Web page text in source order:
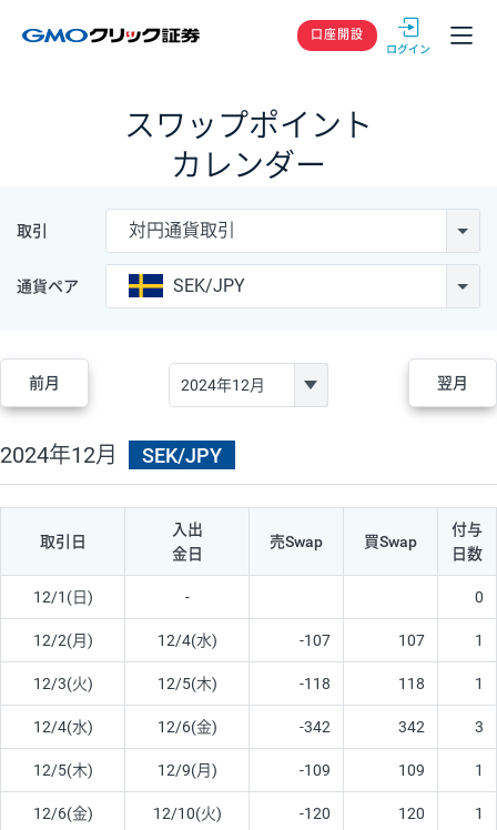
GMOクリック
口座開設
スワップポイント
カレンダー
取引 対円通貨取引
通貨ペア SEK/JPY
前月 翌月
2024年12月 SEK/JPY
取引日
入出
金日
売Swap 買Swap
付与
日数
12/1(日) - 0
12/2(月) 12/4(水) -107 107 1
12/3(火) 12/5(木) -118 118 1
12/4(水) 12/6(金) -342 342 3
12/5(木) 12/9(月) -109 109 1
12/6(金) 12/10(火) -120 120 1